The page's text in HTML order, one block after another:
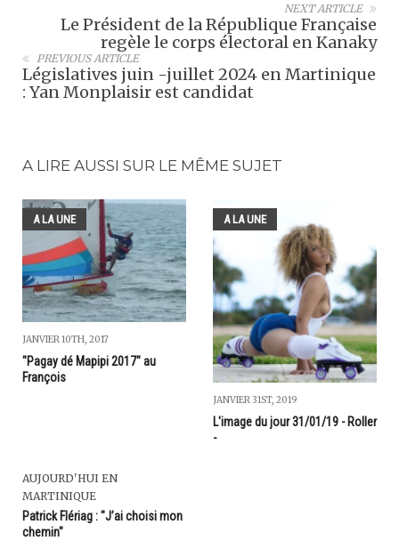
NEXT ARTICLE
Le Président de la République Française
regèle le corps électoral en Kanaky
PREVIOUS ARTICLE
Législatives juin -juillet 2024 en Martinique
: Yan Monplaisir est candidat
A LIRE AUSSI SUR LE MÊME SUJET
A LA UNE
JANVIER 10TH, 2017
"Pagay dé Mapipi 2017" au
François
A LA UNE
JANVIER 31ST, 2019
L'image du jour 31/01/19 - Roller
-
AUJOURD'HUI EN
MARTINIQUE
Patrick Flériag : "J’ai choisi mon
chemin"